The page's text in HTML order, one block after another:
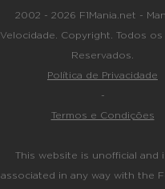
2002 - 2026 F1Mania.net -
Velocidade. Copyright. Todos
Reservados.
Política de Privacidade
-
Termos e Condições
This website is unofficial and
associated in any way with the